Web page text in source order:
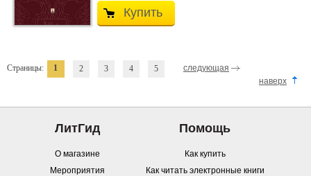
Купить
Страницы: 1 2 3 4 5
следующая
наверх
ЛитГид
О магазине
Мероприятия
Помощь
Как купить
Как читать электронные книги